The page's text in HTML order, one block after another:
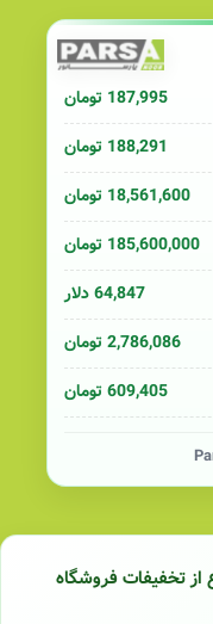
187,995 تومان
188,291 تومان
18,561,600 تومان
185,600,000 تومان
64,847 دلار
2,786,086 تومان
609,405 تومان
تخفیفات فروشگاه